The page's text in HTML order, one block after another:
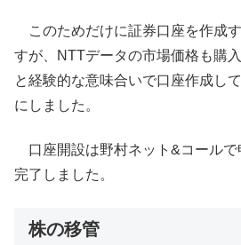
このためだけに証券口座を作成
すが、NTTデータの市場価格も購
と経験的な意味合いで口座作成し
にしました。
口座開設は野村ネット&コールで
完了しました。
株の移管